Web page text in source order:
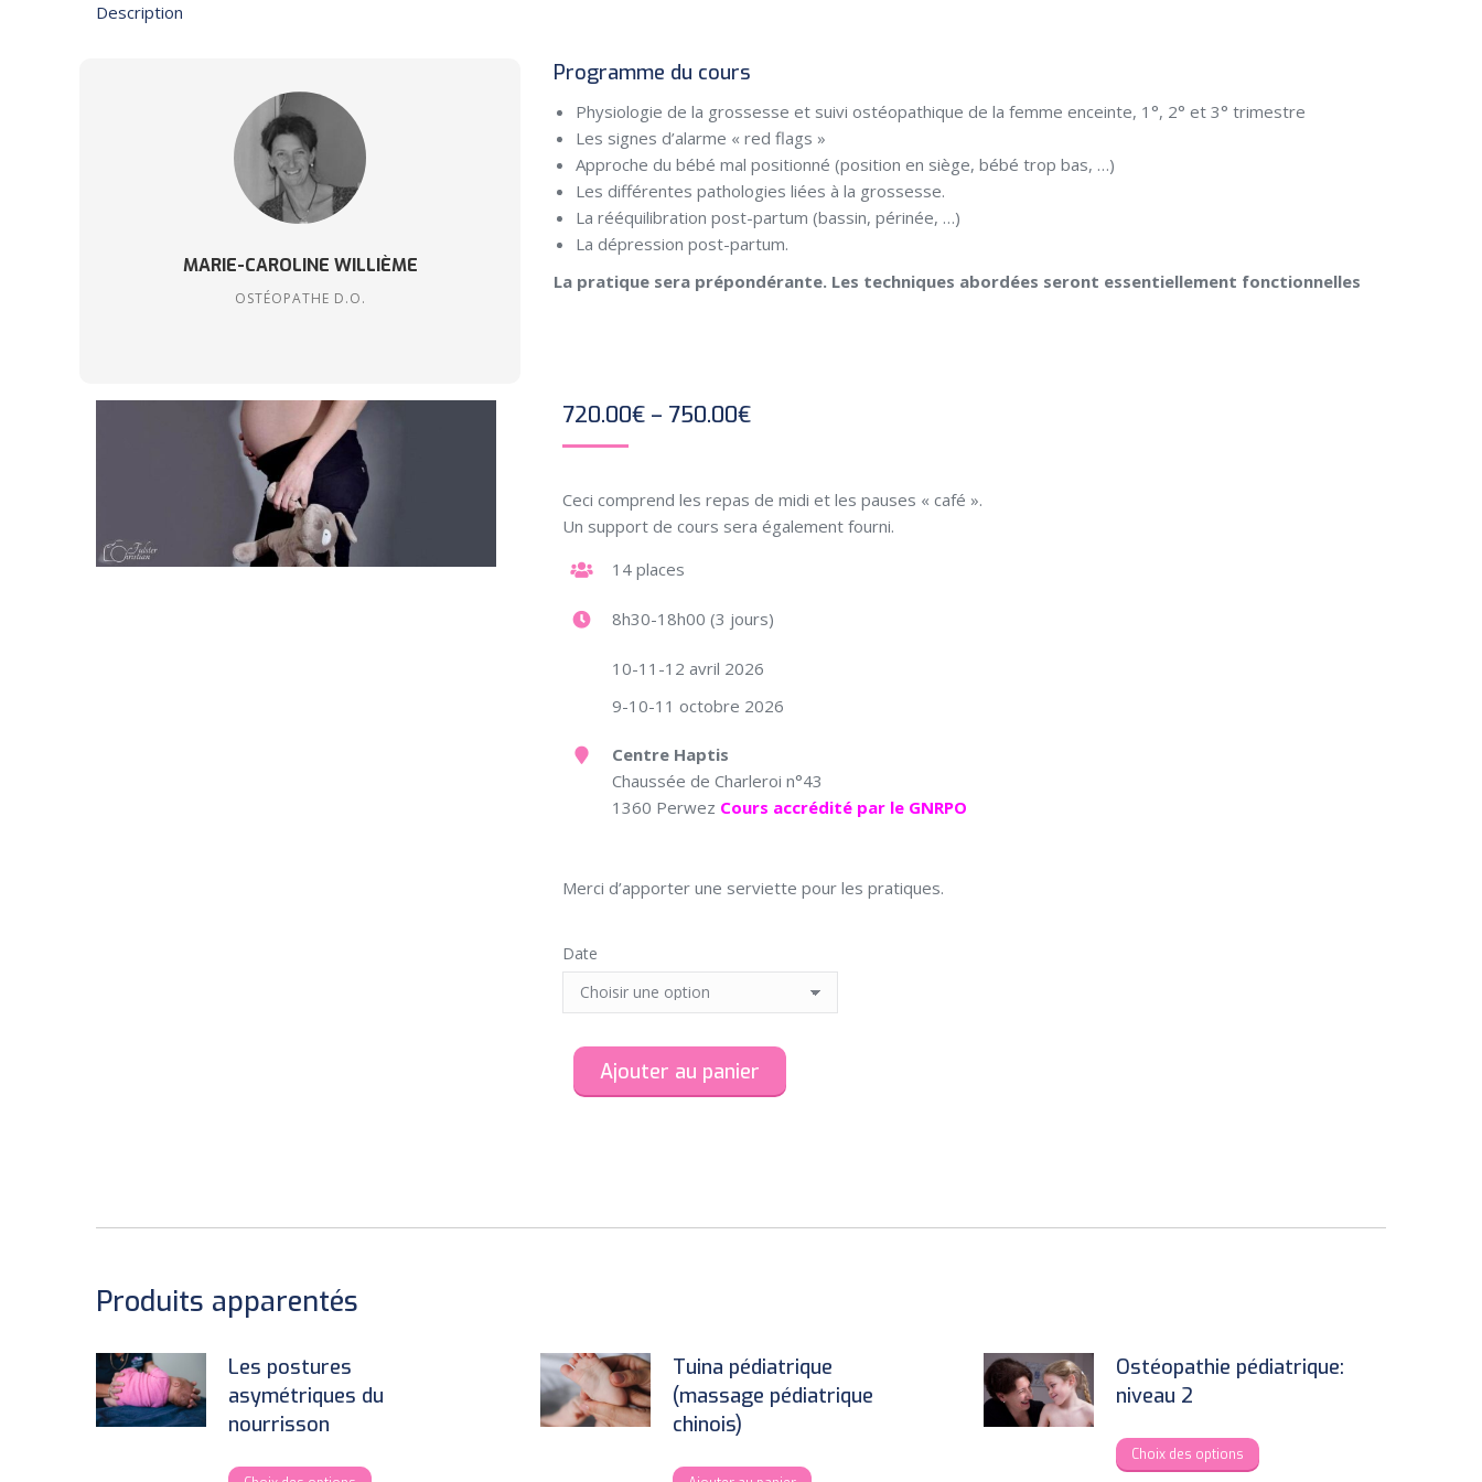
720.00€ – 750.00€Price
through
750.00€
Ceci comprend les repas de midi et les pauses « café ».
Un support de cours sera également fourni.
14 places
8h30-18h00 (3 jours)
10-11-12 avril 2026
9-10-11 octobre 2026
Centre Haptis
Chaussée de Charleroi n°43
1360 Perwez Cours accrédité par le GNRPO
Merci d’apporter une serviette pour les pratiques.
Date
Ajouter au panier
Description
MARIE-CAROLINE WILLIÈME
OSTÉOPATHE D.O.
Programme du cours
Physiologie de la grossesse et suivi ostéopathique de la femme enceinte, 1°, 2° et 3° trimestre
Les signes d’alarme « red flags »
Approche du bébé mal positionné (position en siège, bébé trop bas, …)
Les différentes pathologies liées à la grossesse.
La rééquilibration post-partum (bassin, périnée, …)
La dépression post-partum.
La pratique sera prépondérante. Les techniques abordées seront essentiellement fonctionnelles
Produits apparentés
Les postures
asymétriques du
nourrisson
Tuina pédiatrique
(massage pédiatrique
chinois)
Ostéopathie pédiatrique:
niveau 2
Choix des options
This